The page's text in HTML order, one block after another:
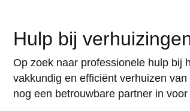
Hulp bij
Op zoek naar professionele hulp bij
vakkundig en efficiënt verhuizen
nog een betrouwbare partner in